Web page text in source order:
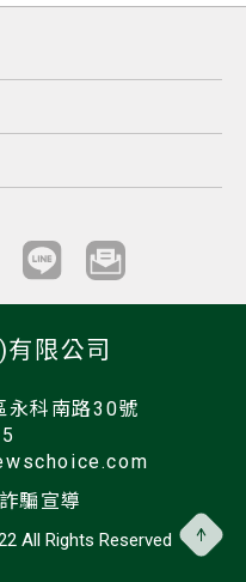
限公司
永科南路30號
詐騙宣導
All Rights Reserved